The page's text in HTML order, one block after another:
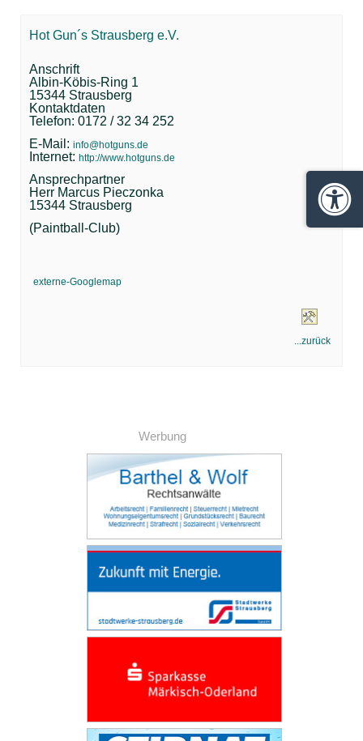
Hot Gun´s Strausberg e.V.
Anschrift
Albin-Köbis-Ring 1
15344 Strausberg
Kontaktdaten
Telefon: 0172 / 32 34 252
E-Mail: info@hotguns.de
Internet: http://www.hotguns.de
Ansprechpartner
Herr Marcus Pieczonka
15344 Strausberg
(Paintball-Club)
externe-Googlemap
...zurück
Werbung